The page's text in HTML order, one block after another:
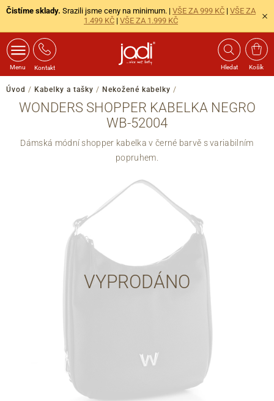
Čistíme sklady. Srazili jsme ceny na minimum. | VŠE ZA 999 KČ | VŠE ZA
1.499 KČ | VŠE ZA 1.999 KČ
Menu Kontakt Hledat Košík
Úvod / Kabelky a tašky / Nekožené kabelky /
WONDERS SHOPPER KABELKA NEGRO
WB-52004
Dámská módní shopper kabelka v černé barvě s variabilním
popruhem.
VYPRODÁNO